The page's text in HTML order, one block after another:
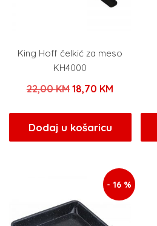
King Hoff čelkić za meso
KH4000
22,00KM Izvorna
bila
je:
18,70 KMTrenutna
18,70 KM.
Dodaj u košaricu
- 16 %